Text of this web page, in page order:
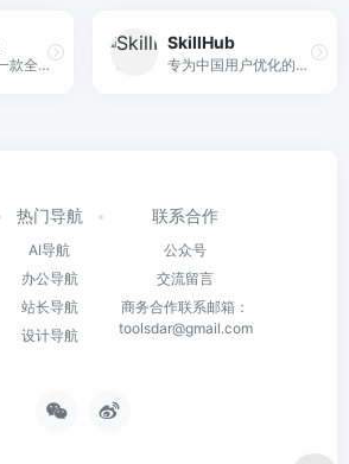
QoderWork 是一款全能型桌面 AI 智能体助理，支持通过自然语言指令自动处理本地文件、网页调研、生成文档及视觉素材，实现从需求描述到成品交付的全流程自动化。
SkillHub
专为中国用户优化的Skills社区，SkillHub 精选 Top 50 高质量 AI Skills，经过安全审核与多维度评估，助你发现最实用的 AI 技能。
热门导航
AI导航
办公导航
站长导航
设计导航
联系合作
公众号
交流留言
商务合作联系邮箱：
toolsdar@gmail.com